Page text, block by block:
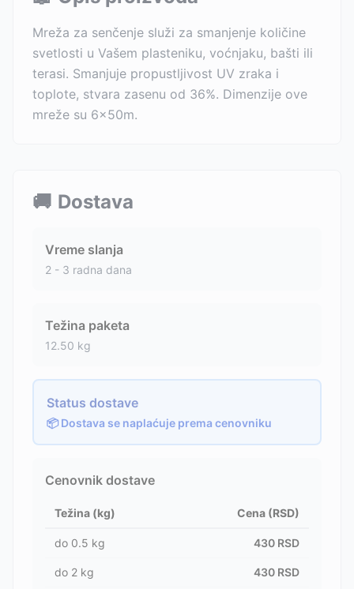
Mreža za senčenje služi za smanjenje količine
svetlosti u Vašem plasteniku, voćnjaku, bašti ili
terasi. Smanjuje propustljivost UV zraka i
toplote, stvara zasenu od 36%. Dimenzije ove
mreže su 6x50m.
🚚 Dostava
Vreme slanja
2 - 3 radna dana
Težina paketa
12.50 kg
Status dostave
📦 Dostava se naplaćuje prema cenovniku
Cenovnik dostave
Težina (kg) Cena (RSD)
do 0.5 kg 430 RSD
do 2 kg 430 RSD